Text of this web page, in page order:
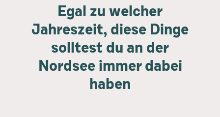
Egal zu welcher
Jahreszeit, diese Dinge
solltest du an der
Nordsee immer dabei
haben